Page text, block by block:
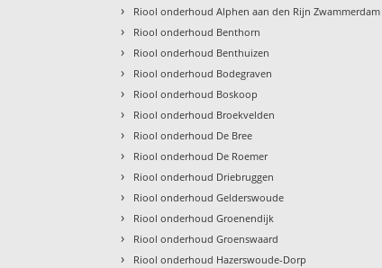
› Riool onderhoud Alphen aan den Rijn Zwammerdam
› Riool onderhoud Benthorn
› Riool onderhoud Benthuizen
› Riool onderhoud Bodegraven
› Riool onderhoud Boskoop
› Riool onderhoud Broekvelden
› Riool onderhoud De Bree
› Riool onderhoud De Roemer
› Riool onderhoud Driebruggen
› Riool onderhoud Gelderswoude
› Riool onderhoud Groenendijk
› Riool onderhoud Groenswaard
› Riool onderhoud Hazerswoude-Dorp